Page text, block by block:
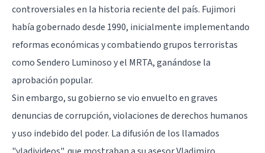
controversiales en la historia reciente del país. Fujimori
había gobernado desde 1990, inicialmente implementando
reformas económicas y combatiendo grupos terroristas
como Sendero Luminoso y el MRTA, ganándose la
aprobación popular.
Sin embargo, su gobierno se vio envuelto en graves
denuncias de corrupción, violaciones de derechos humanos
y uso indebido del poder. La difusión de los llamados